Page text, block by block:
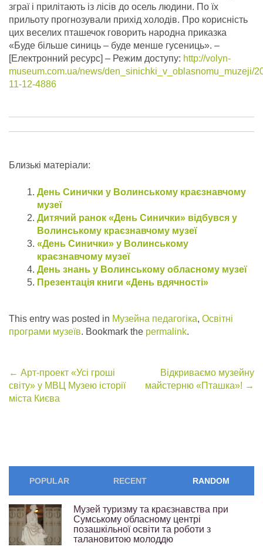
зграї і прилітають із лісів до осель людини. По їх
прильоту прогнозували прихід холодів. Про корисність
цих веселих пташечок говорить народна приказка
«Буде більше синиць – буде менше гусениць». –
[Електронний ресурс] – Режим доступу: http://volyn-
museum.com.ua/news/den_sinichki_v_oblasnomu_muzeji/
11-12-4886
Близькі матеріали:
День Синички у Волинському краєзнавчому
музеї
Дитячий ранок «День Синички» відбувся у
Волинському краєзнавчому музеї
«День Синички» у Волинському
краєзнавчому музеї
День знань у Волинському обласному музеї
Презентація книги «День вдячності»
This entry was posted in Музейна педагогіка, Освітні
програми музеїв. Bookmark the permalink.
Post
navigation
← Арт-проект «Усі гроші
світу» у МВЦ Музею історії
міста Києва
Відкриваємо музейну
майстерню «Пташка»! →
POPULAR RECENT RANDOM
Музей туризму та краєзнавства при
Сумському обласному центрі
позашкільної освіти та роботи з
талановитою молоддю